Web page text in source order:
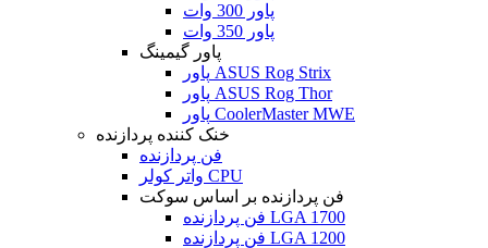
پاور 300 وات
پاور 350 وات
پاور گیمینگ
پاور ASUS Rog Strix
پاور ASUS Rog Thor
پاور CoolerMaster MWE
خنک کننده پردازنده
فن پردازنده
واتر کولر CPU
فن پردازنده بر اساس سوکت
فن پردازنده LGA 1700
فن پردازنده LGA 1200